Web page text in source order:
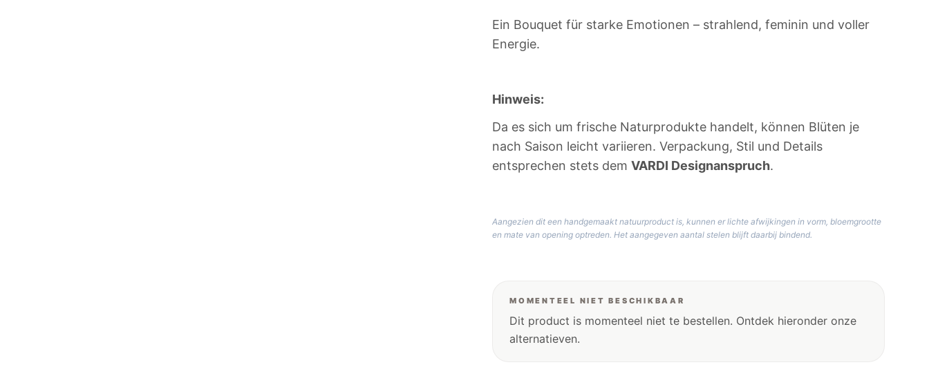
Ein Bouquet für starke Emotionen – strahlend, feminin und voller
Energie.
Hinweis:
Da es sich um frische Naturprodukte handelt, können Blüten je
nach Saison leicht variieren. Verpackung, Stil und Details
entsprechen stets dem VARDI Designanspruch.
Aangezien dit een handgemaakt natuurproduct is, kunnen er lichte afwijkingen in vorm, bloemgrootte
en mate van opening optreden. Het aangegeven aantal stelen blijft daarbij bindend.
MOMENTEEL NIET BESCHIKBAAR
Dit product is momenteel niet te bestellen. Ontdek hieronder onze
alternatieven.